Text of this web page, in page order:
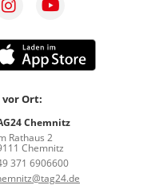
Ort:
Chemnitz
Rathaus 2
Chemnitz
371 6906600